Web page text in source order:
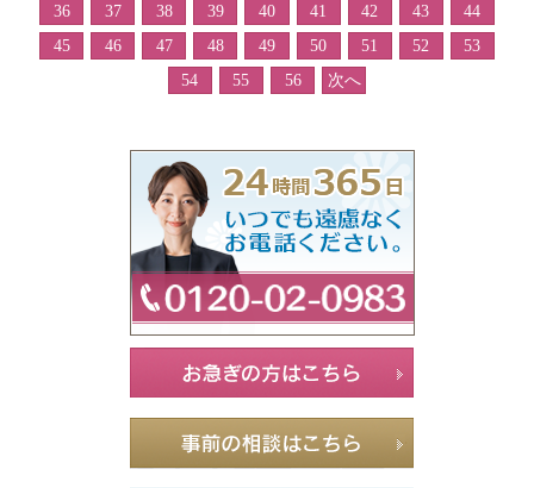
36
37 38 39 40 41 42 43
44
45
46 47 48 49 50 51 52
53
54
55 56 次へ